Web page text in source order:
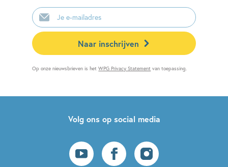
E-
mailadres
Naar inschrijven
Op onze nieuwsbrieven is hetWPG Privacy Statement van toepassing.
Volg ons op social media